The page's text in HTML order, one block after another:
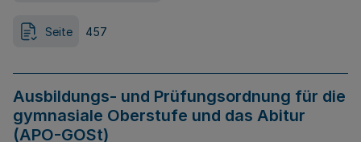
Seite 457
Ausbildungs- und Prüfungsordnung für die
gymnasiale Oberstufe und das Abitur
(APO-GOSt)